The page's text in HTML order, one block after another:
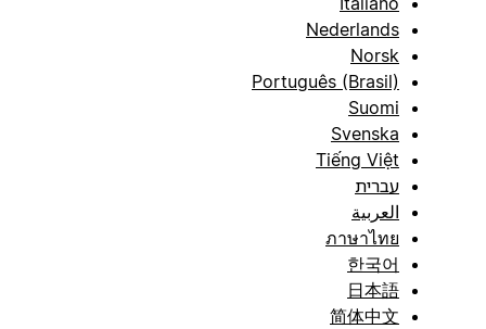
Nederlands
Norsk
Português (Brasil)
Suomi
Svenska
Tiếng Việt
עברית
العربية
ภาษาไทย
한국어
日本語
简体中文